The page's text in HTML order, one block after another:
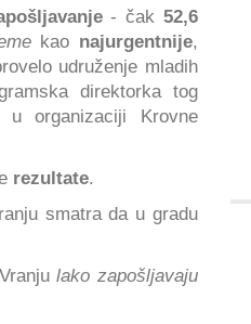
- čak 52,6
kao najurgentnije,
udruženje mladih
direktorka tog
u organizaciji Krovne
rezultate.
smatra da u gradu
lako zapošljavaju